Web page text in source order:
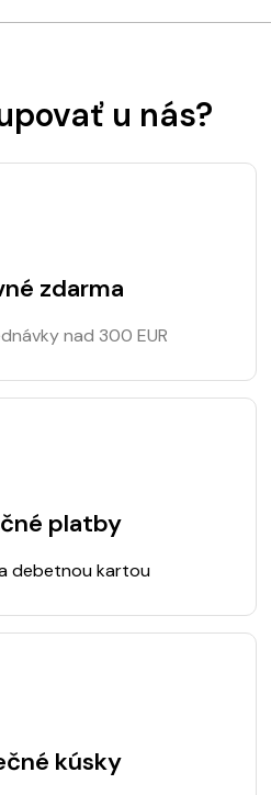
u nás?
zdarma
nad 300 EUR
platby
debetnou kartou
kúsky